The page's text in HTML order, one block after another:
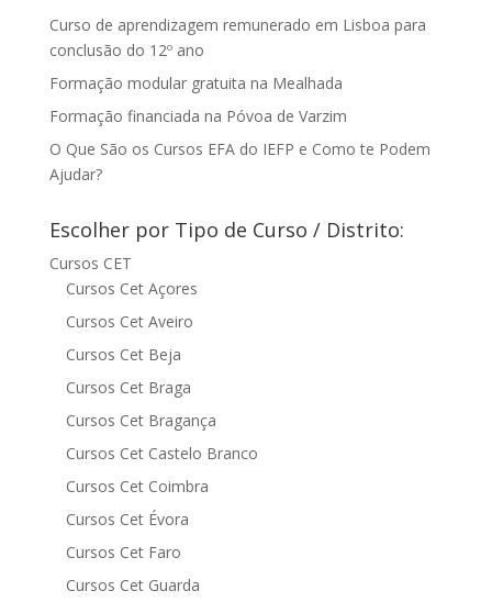
Curso de aprendizagem remunerado em Lisboa para
conclusão do 12º ano
Formação modular gratuita na Mealhada
Formação financiada na Póvoa de Varzim
O Que São os Cursos EFA do IEFP e Como te Podem
Ajudar?
Escolher por Tipo de Curso / Distrito:
Cursos CET
Cursos Cet Açores
Cursos Cet Aveiro
Cursos Cet Beja
Cursos Cet Braga
Cursos Cet Bragança
Cursos Cet Castelo Branco
Cursos Cet Coimbra
Cursos Cet Évora
Cursos Cet Faro
Cursos Cet Guarda